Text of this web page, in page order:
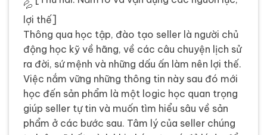
lợi thế]
Thông qua học tập, đào tạo seller là người chủ
động học kỹ về hãng, về các câu chuyện lịch sử
ra đời, sứ mệnh và những dấu ấn làm nên lợi thế.
Việc nắm vững những thông tin này sau đó mới
học đến sản phẩm là một logic học quan trọng
giúp seller tự tin và muốn tìm hiểu sâu về sản
phẩm ở các bước sau. Tâm lý của seller chúng